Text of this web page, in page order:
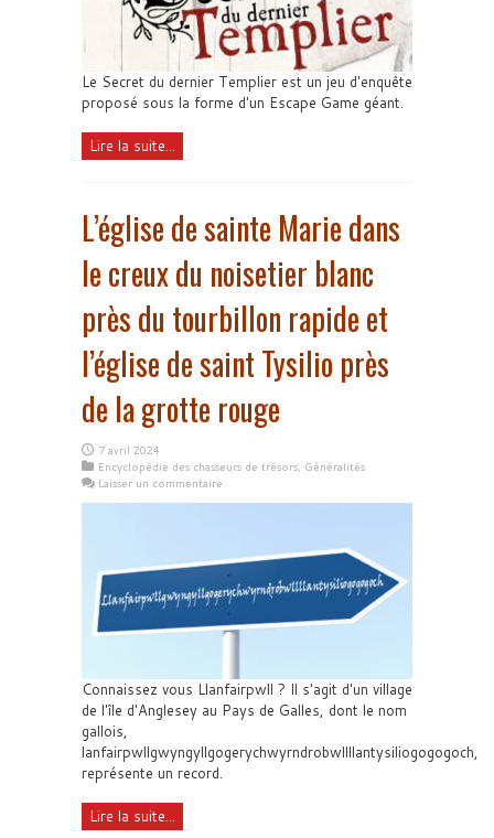
Le Secret du dernier Templier est un jeu d'enquête
proposé sous la forme d'un Escape Game géant.
Lire la suite...
L’église de sainte Marie dans
le creux du noisetier blanc
près du tourbillon rapide et
l’église de saint Tysilio près
de la grotte rouge
7 avril 2024
Encyclopédie des chasseurs de trésors, Généralités
Laisser un commentaire
Connaissez vous Llanfairpwll ? Il s'agit d'un village
de l'île d'Anglesey au Pays de Galles, dont le nom
gallois,
lanfairpwllgwyngyllgogerychwyrndrobwllllantysiliogogogoch,
représente un record.
Lire la suite...